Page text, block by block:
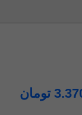
تومان